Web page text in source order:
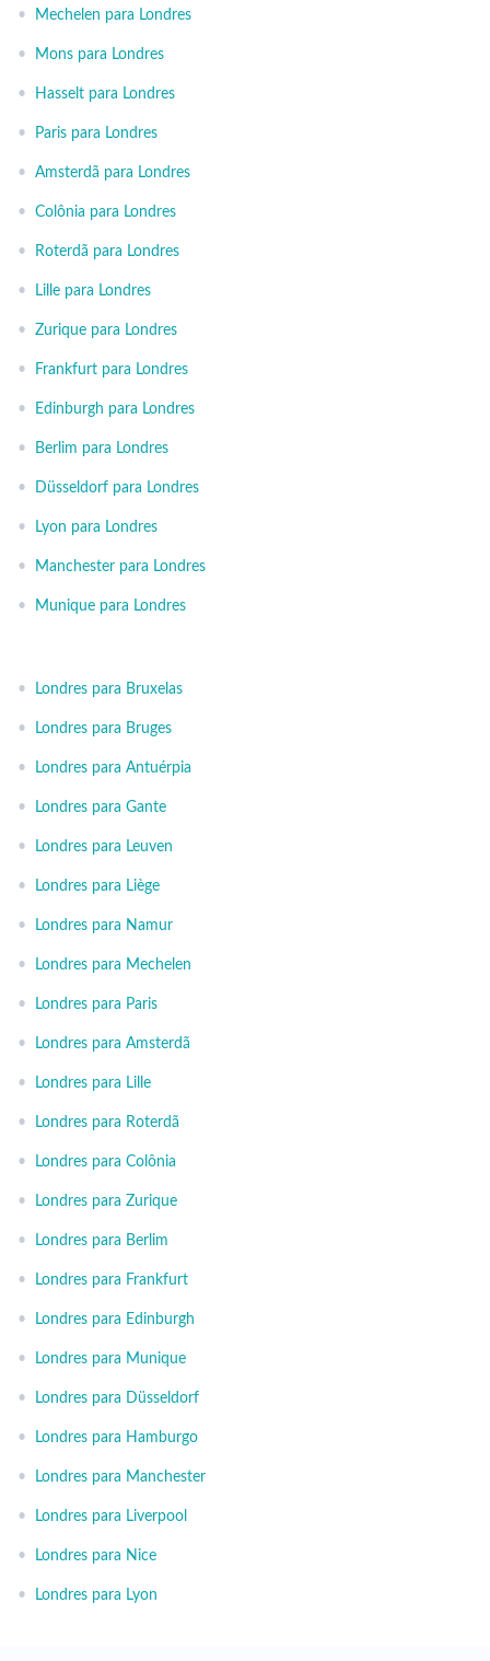
• Mechelen para Londres
• Mons para Londres
• Hasselt para Londres
• Paris para Londres
• Amsterdã para Londres
• Colônia para Londres
• Roterdã para Londres
• Lille para Londres
• Zurique para Londres
• Frankfurt para Londres
• Edinburgh para Londres
• Berlim para Londres
• Düsseldorf para Londres
• Lyon para Londres
• Manchester para Londres
• Munique para Londres
• Londres para Bruxelas
• Londres para Bruges
• Londres para Antuérpia
• Londres para Gante
• Londres para Leuven
• Londres para Liège
• Londres para Namur
• Londres para Mechelen
• Londres para Paris
• Londres para Amsterdã
• Londres para Lille
• Londres para Roterdã
• Londres para Colônia
• Londres para Zurique
• Londres para Berlim
• Londres para Frankfurt
• Londres para Edinburgh
• Londres para Munique
• Londres para Düsseldorf
• Londres para Hamburgo
• Londres para Manchester
• Londres para Liverpool
• Londres para Nice
• Londres para Lyon